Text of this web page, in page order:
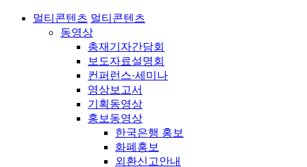
멀티콘텐츠 멀티콘텐츠
동영상
총재기자간담회
보도자료설명회
컨퍼런스·세미나
영상보고서
기획동영상
홍보동영상
한국은행 홍보
화폐홍보
외환신고안내